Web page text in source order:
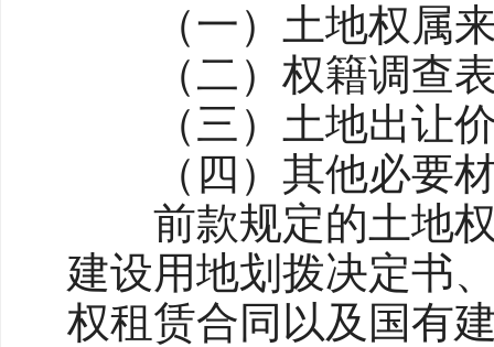
（一）土地权属来
（二）权籍调查表
（三）土地出让价
（四）其他必要
前款规定的土地权
建设用地划拨决定书
权租赁合同以及国有